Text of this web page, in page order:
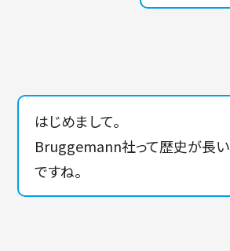
はじめまして。
Bruggemann社って歴史が長い
ですね。